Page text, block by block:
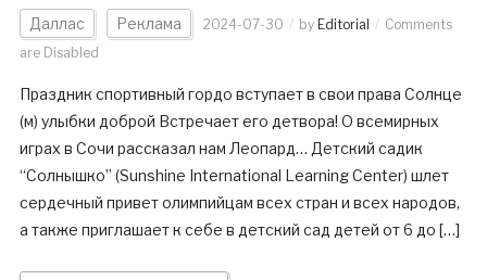
Даллас Реклама 2024-07-30 by Editorial
Comments
are Disabled
Праздник спортивный гордо вступает в свои права Солнце
(м) улыбки доброй Встречает его детвора! О всемирных
играх в Сочи рассказал нам Леопард… Детский садик
“Солнышко” (Sunshine International Learning Center) шлет
сердечный привет олимпийцам всех стран и всех народов,
а также приглашает к себе в детский сад детей от 6 до […]